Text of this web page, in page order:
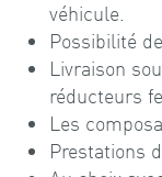
véhicule.
Possibilité
Livraison
réducteurs
Les
Prestations